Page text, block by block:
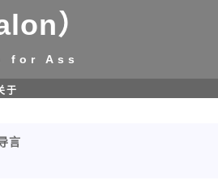
）
for Ass
于
言